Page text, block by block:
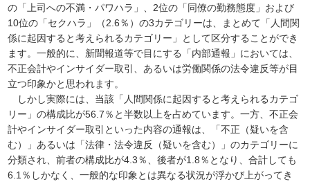
の「上司への不満・パワハラ」、2位の「同僚の勤務態度」および
10位の「セクハラ」（2.6％）の3カテゴリーは、まとめて「人間関
係に起因すると考えられるカテゴリー」として区分することができ
ます。一般的に、新聞報道等で目にする「内部通報」においては、
不正会計やインサイダー取引、あるいは労働関係の法令違反等が目
立つ印象かと思われます。
しかし実際には、当該「人間関係に起因すると考えられるカテゴ
リー」の構成比が56.7％と半数以上を占めています。一方、不正会
計やインサイダー取引といった内容の通報は、「不正（疑いを含
む）」あるいは「法律・法令違反（疑いを含む）」のカテゴリーに
分類され、前者の構成比が4.3％、後者が1.8％となり、合計しても
6.1％しかなく、一般的な印象とは異なる状況が浮かび上がってき